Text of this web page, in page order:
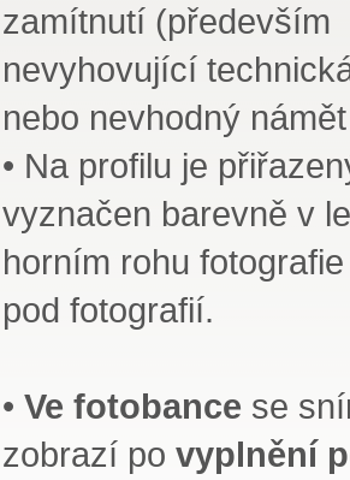
zamítnutí (především
nevyhovující
nebo nevhodný
• Na profilu je
vyznačen barevně v
horním rohu
pod fotografií.
• Ve fotobance se
zobrazí po vyplnění